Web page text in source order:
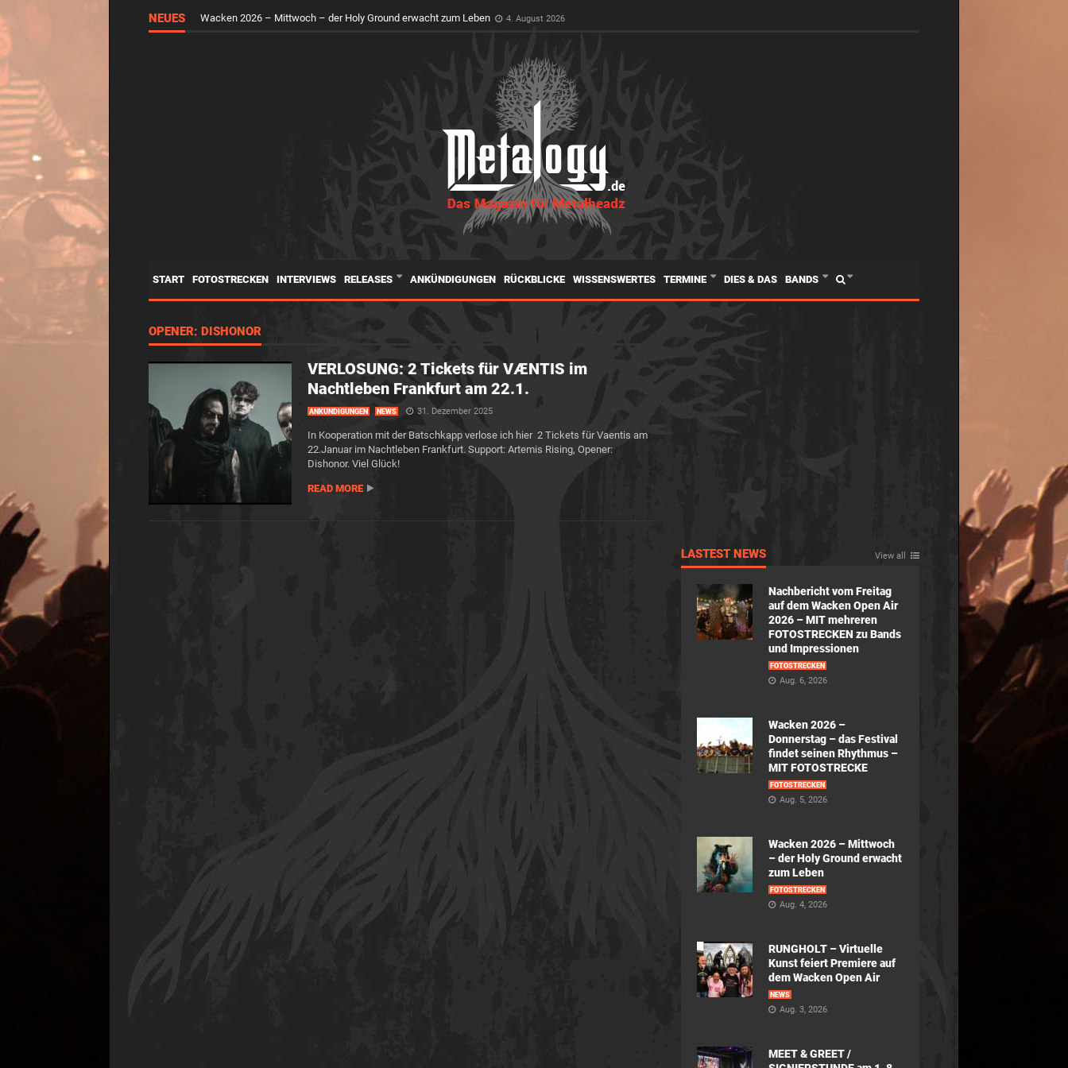
NEUES RUNGHOLT – Virtuelle Kunst feiert Premiere auf dem Wacken Open Air 3. August 2026
START FOTOSTRECKEN INTERVIEWS RELEASES ANKÜNDIGUNGEN RÜCKBLICKE WISSENSWERTES TERMINE DIES & DAS BANDS
OPENER: DISHONOR
VERLOSUNG: 2 Tickets für VÆNTIS im
Nachtleben Frankfurt am 22.1.
ANKÜNDIGUNGEN NEWS 31. Dezember 2025
In Kooperation mit der Batschkapp verlose ich hier 2 Tickets für Vaentis am
22.Januar im Nachtleben Frankfurt. Support: Artemis Rising, Opener:
Dishonor. Viel Glück!
READ MORE
LASTEST NEWS View all
Nachbericht vom Freitag
auf dem Wacken Open Air
2026 – MIT mehreren
FOTOSTRECKEN zu Bands
und Impressionen
FOTOSTRECKEN
Aug. 6, 2026
Wacken 2026 –
Donnerstag – das Festival
findet seinen Rhythmus –
MIT FOTOSTRECKE
FOTOSTRECKEN
Aug. 5, 2026
Wacken 2026 – Mittwoch
– der Holy Ground erwacht
zum Leben
FOTOSTRECKEN
Aug. 4, 2026
RUNGHOLT – Virtuelle
Kunst feiert Premiere auf
dem Wacken Open Air
NEWS
Aug. 3, 2026
MEET & GREET /